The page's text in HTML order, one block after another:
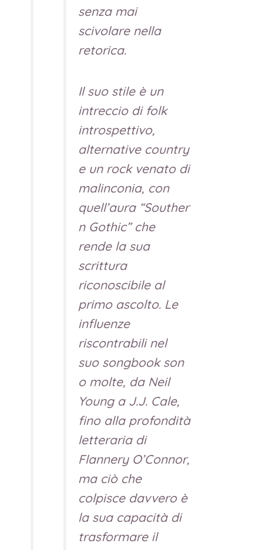
senza mai
scivolare nella
retorica.
Il suo stile è un
intreccio di folk
introspettivo,
alternative country
e un rock venato di
malinconia, con
quell’aura “Souther
n Gothic”che
rende la sua
scrittura
riconoscibile al
primo ascolto. Le
influenze
riscontrabili nel
suo songbookson
o molte, da Neil
Young a J.J. Cale,
fino alla profondità
letteraria di
Flannery O’Connor,
ma ciò che
colpisce davvero è
la sua capacità di
trasformare il